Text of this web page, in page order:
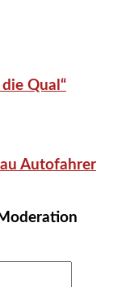
Qual“
Autofahrer